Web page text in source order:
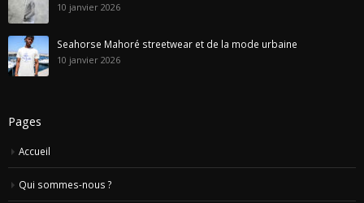
10 janvier 2026
Seahorse Mahoré streetwear et de la mode urbaine
10 janvier 2026
Pages
Accueil
Qui sommes-nous ?